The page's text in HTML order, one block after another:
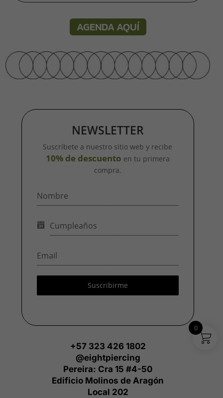
AGENDA AQUÍ
NEWSLETTER
Suscríbete a nuestro sitio web y recibe
10% de descuento en tu primera
compra.
Suscribirme
+57 323 426 1802
@eightpiercing
Pereira: Cra 15 #4-50
Edificio Molinos de Aragón
Local 202
0